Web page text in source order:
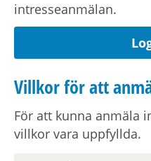
Uppsägningstid:
uppsägningstid på 3
Möjlighet till
månadsvis om inte du
upp hyresavtalet.
intresseanmälan.
Villkor för att
För att kunna anmäla
villkor vara uppfyllda.